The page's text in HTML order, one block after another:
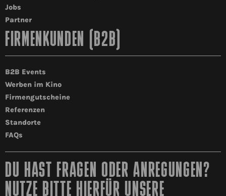
Jobs
Partner
FIRMENKUNDEN (B2B)
B2B Events
Werben im Kino
Firmengutscheine
Referenzen
Standorte
FAQs
DU HAST FRAGEN ODER ANREGUNGEN?
NUTZE BITTE HIERFÜR UNSERE